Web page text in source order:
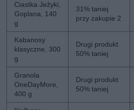
Ciastka Jeżyki,
Goplana, 140
g
31% taniej
przy zakupie 2
Kabanosy
klasyczne, 300
g
Drugi produkt
50% taniej
Granola
OneDayMore,
400 g
Drugi produkt
50% taniej